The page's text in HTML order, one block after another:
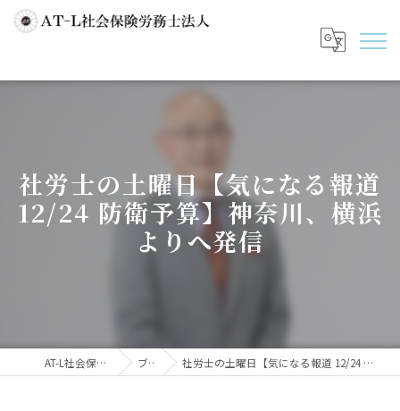
社労士の土曜日【気になる報道
12/24 防衛予算】神奈川、横浜
よりへ発信
AT-L社会保険労務士法人 ブログ 社労士の土曜日【気になる報道 12/24 防衛予算】神奈川、横浜よりへ発信